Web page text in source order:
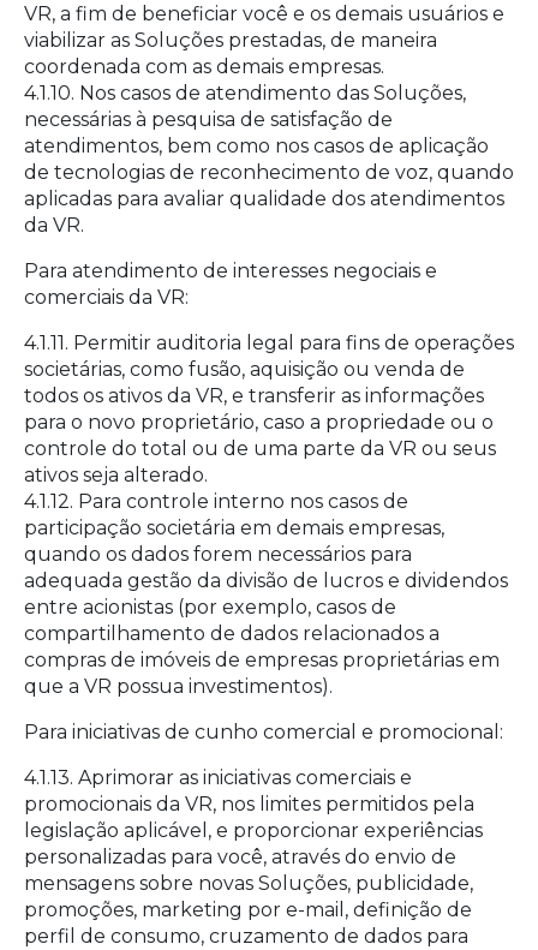
VR, a fim de beneficiar você e os demais usuários e
viabilizar as Soluções prestadas, de maneira
coordenada com as demais empresas.
4.1.10. Nos casos de atendimento das Soluções,
necessárias à pesquisa de satisfação de
atendimentos, bem como nos casos de aplicação
de tecnologias de reconhecimento de voz, quando
aplicadas para avaliar qualidade dos atendimentos
da VR.
Para atendimento de interesses negociais e
comerciais da VR:
4.1.11. Permitir auditoria legal para fins de operações
societárias, como fusão, aquisição ou venda de
todos os ativos da VR, e transferir as informações
para o novo proprietário, caso a propriedade ou o
controle do total ou de uma parte da VR ou seus
ativos seja alterado.
4.1.12. Para controle interno nos casos de
participação societária em demais empresas,
quando os dados forem necessários para
adequada gestão da divisão de lucros e dividendos
entre acionistas (por exemplo, casos de
compartilhamento de dados relacionados a
compras de imóveis de empresas proprietárias em
que a VR possua investimentos).
Para iniciativas de cunho comercial e promocional:
4.1.13. Aprimorar as iniciativas comerciais e
promocionais da VR, nos limites permitidos pela
legislação aplicável, e proporcionar experiências
personalizadas para você, através do envio de
mensagens sobre novas Soluções, publicidade,
promoções, marketing por e-mail, definição de
perfil de consumo, cruzamento de dados para